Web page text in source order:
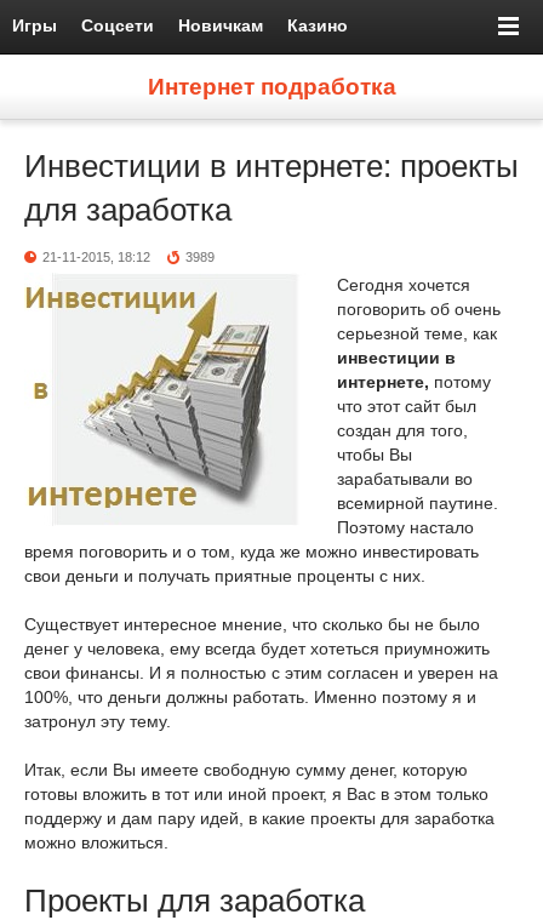
Игры Соцсети Новичкам Казино
Интернет подработка
Инвестиции в интернете: проекты
для заработка
21-11-2015, 18:12 3989
Сегодня хочется
поговорить об очень
серьезной теме, как
инвестиции в
интернете, потому
что этот сайт был
создан для того,
чтобы Вы
зарабатывали во
всемирной паутине.
Поэтому настало
время поговорить и о том, куда же можно инвестировать
свои деньги и получать приятные проценты с них.
Существует интересное мнение, что сколько бы не было
денег у человека, ему всегда будет хотеться приумножить
свои финансы. И я полностью с этим согласен и уверен на
100%, что деньги должны работать. Именно поэтому я и
затронул эту тему.
Итак, если Вы имеете свободную сумму денег, которую
готовы вложить в тот или иной проект, я Вас в этом только
поддержу и дам пару идей, в какие проекты для заработка
можно вложиться.
Проекты для заработка